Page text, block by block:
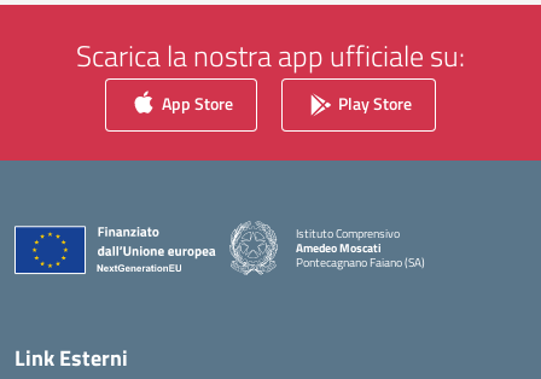
Scarica la nostra app ufficiale su:
App Store Play Store
Istituto Comprensivo
Amedeo Moscati
Pontecagnano Faiano (SA)
— Visita la pagina iniziale della scuola
Link Esterni